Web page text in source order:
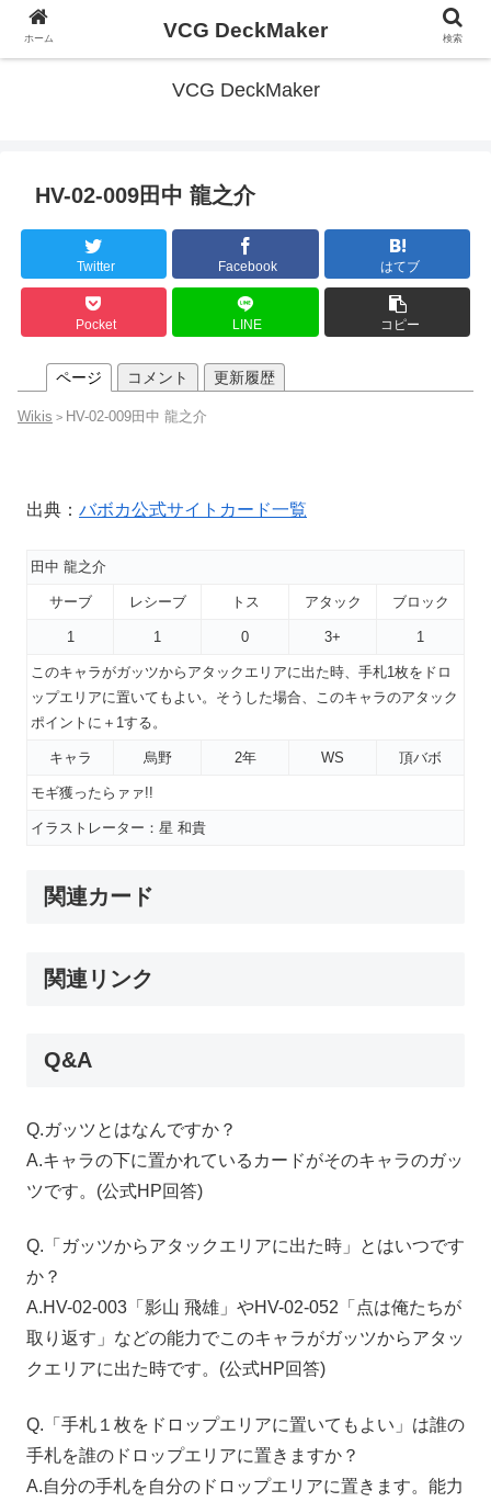
VCG DeckMaker
HV-02-009田中 龍之介
Twitter Facebook はてブ
Pocket LINE コピー
ページ コメント 更新履歴
Wikis > HV-02-009田中 龍之介
出典： バボカ公式サイトカード一覧
田中 龍之介
サーブ レシーブ トス アタック ブロック
1 1 0 3+ 1
このキャラがガッツからアタックエリアに出た時、手札1枚をドロ
ップエリアに置いてもよい。そうした場合、このキャラのアタック
ポイントに＋1する。
キャラ 烏野 2年 WS 頂バボ
モギ獲ったらァァ!!
イラストレーター：星 和貴
関連カード
関連リンク
Q&A
Q.ガッツとはなんですか？
A.キャラの下に置かれているカードがそのキャラのガッ
ツです。(公式HP回答)
Q.「ガッツからアタックエリアに出た時」とはいつです
か？
A.HV-02-003「影山 飛雄」やHV-02-052「点は俺たちが
取り返す」などの能力でこのキャラがガッツからアタッ
クエリアに出た時です。(公式HP回答)
Q.「手札１枚をドロップエリアに置いてもよい」は誰の
手札を誰のドロップエリアに置きますか？
A.自分の手札を自分のドロップエリアに置きます。能力
ホーム VCG DeckMaker 検索